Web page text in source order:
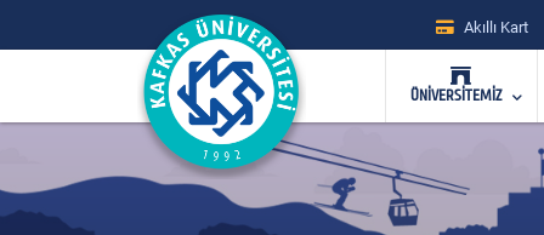
Akıllı Kart
ÜNİVERSİTEMİZ